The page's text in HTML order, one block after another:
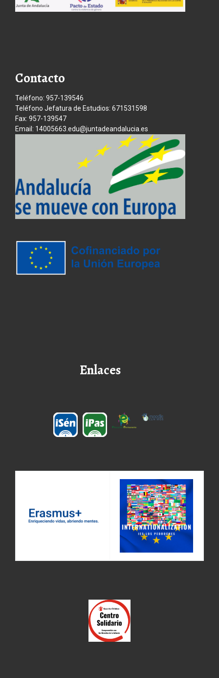
Contacto
Teléfono: 957-139546
Teléfono Jefatura de Estudios: 671531598
Fax: 957-139547
Email: 14005663.edu@juntadeandalucia.es
Enlaces